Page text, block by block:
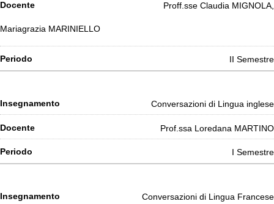
Proff.sse Claudia MIGNOLA,
Mariagrazia MARINIELLO
II Semestre
Conversazioni di Lingua inglese
Prof.ssa Loredana MARTINO
I Semestre
Conversazioni di Lingua Francese